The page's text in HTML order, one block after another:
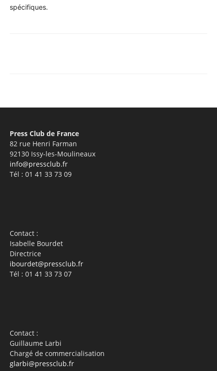
spécifiques.
Press Club de France
82 rue Henri Farman
92130 Issy-les-Moulineaux
info@pressclub.fr
Tél : 01 41 33 73 09
Contact :
Isabelle Bourdet
Directrice
ibourdet@pressclub.fr
Tél : 01 41 33 73 07
Contact :
Guillaume Larbi
Chargé de commercialisation
glarbi@pressclub.fr